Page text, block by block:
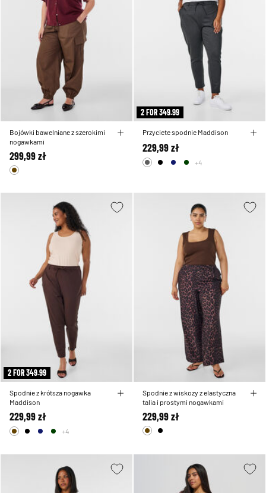
Bojówki bawelniane z szerokimi
nogawkami
299,99 zł
2 FOR 349.99
Przyciete spodnie Maddison
229,99 zł
+4
2 FOR 349.99
Spodnie z krótsza nogawka
Maddison
229,99 zł
+4
Spodnie z wiskozy z elastyczna
talia i prostymi nogawkami
229,99 zł